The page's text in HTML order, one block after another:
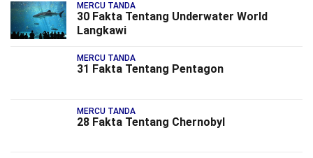
MERCU TANDA
30 Fakta Tentang Underwater World
Langkawi
MERCU TANDA
31 Fakta Tentang Pentagon
MERCU TANDA
28 Fakta Tentang Chernobyl